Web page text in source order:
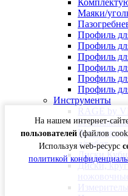
На нашем интернет-
пользователей (файлов
Используя web-ресурс
политикой
Маяки/
Профиль
Профиль
Профиль
Профиль
Профиль
Профиль
Инструменты
RAGE by
д/работ
Диски
Диски,